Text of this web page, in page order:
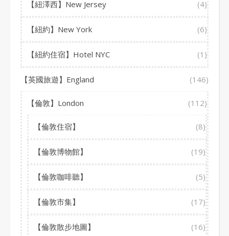
【紐澤西】New Jersey (4)
【紐約】New York (6)
【紐約住宿】Hotel NYC (1)
【英國旅遊】England (146)
【倫敦】London (112)
【倫敦住宿】 (8)
【倫敦博物館】 (19)
【倫敦咖啡聽】 (5)
【倫敦市集】 (17)
【倫敦散步地圖】 (16)